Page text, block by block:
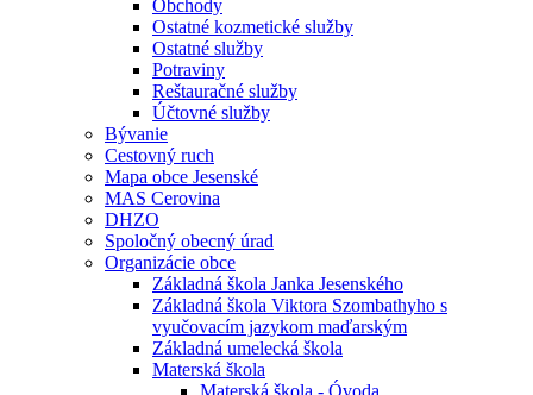
Obchody
Ostatné kozmetické služby
Ostatné služby
Potraviny
Reštauračné služby
Účtovné služby
Bývanie
Cestovný ruch
Mapa obce Jesenské
MAS Cerovina
DHZO
Spoločný obecný úrad
Organizácie obce
Základná škola Janka Jesenského
Základná škola Viktora Szombathyho s
vyučovacím jazykom maďarským
Základná umelecká škola
Materská škola
Materská škola - Óvoda